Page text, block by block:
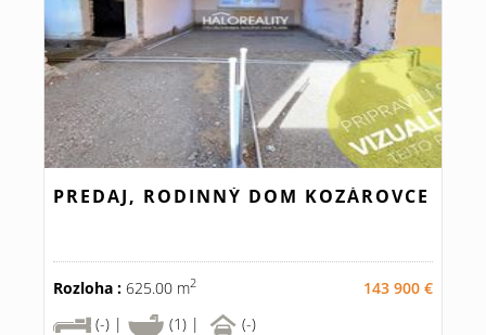
PREDAJ, RODINNÝ DOM KOZÁROVCE
Rozloha : 625.00 m2
143 900 €
(-) |
(1) | (-)